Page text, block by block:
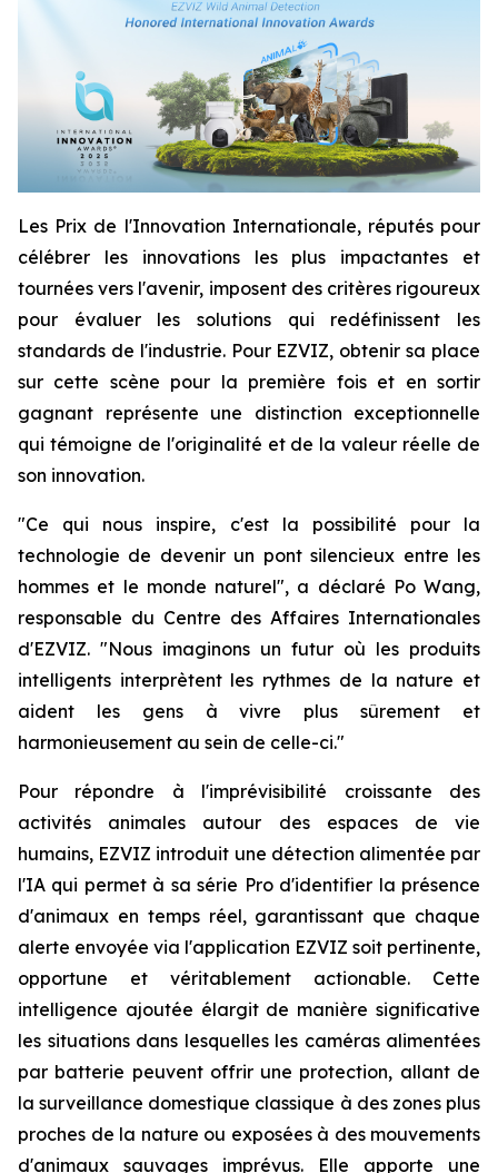
Les Prix de l'Innovation Internationale, réputés pour
célébrer les innovations les plus impactantes et
tournées vers l'avenir, imposent des critères rigoureux
pour évaluer les solutions qui redéfinissent les
standards de l'industrie. Pour EZVIZ, obtenir sa place
sur cette scène pour la première fois et en sortir
gagnant représente une distinction exceptionnelle
qui témoigne de l'originalité et de la valeur réelle de
son innovation.
"Ce qui nous inspire, c'est la possibilité pour la
technologie de devenir un pont silencieux entre les
hommes et le monde naturel", a déclaré Po Wang,
responsable du Centre des Affaires Internationales
d'EZVIZ. "Nous imaginons un futur où les produits
intelligents interprètent les rythmes de la nature et
aident les gens à vivre plus sûrement et
harmonieusement au sein de celle-ci."
Pour répondre à l'imprévisibilité croissante des
activités animales autour des espaces de vie
humains, EZVIZ introduit une détection alimentée par
l'IA qui permet à sa série Pro d'identifier la présence
d'animaux en temps réel, garantissant que chaque
alerte envoyée via l'application EZVIZ soit pertinente,
opportune et véritablement actionable. Cette
intelligence ajoutée élargit de manière significative
les situations dans lesquelles les caméras alimentées
par batterie peuvent offrir une protection, allant de
la surveillance domestique classique à des zones plus
proches de la nature ou exposées à des mouvements
d'animaux sauvages imprévus. Elle apporte une